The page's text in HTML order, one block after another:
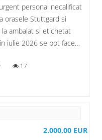
personal necalificat
orasele Stuttgard si
ambalat si etichetat
iulie 2026 se pot face…
17
2.000,00 EUR